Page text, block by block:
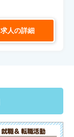
求人の詳細